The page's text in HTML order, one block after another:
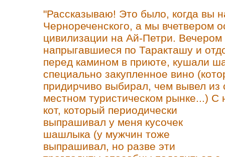
"Рассказываю! Это было, когда вы
Чернореченского, а мы вчетвером
цивилизации на Ай-Петри.
напрыгавшиеся по Таракташу и
перед камином в приюте, кушали
специально закупленное вино
придирчиво выбирал, чем вывел из
местном туристическом рынке...)
кот, который периодически
выпрашивал у меня кусочек
шашлыка (у мужчин тоже
выпрашивал, но разве эти